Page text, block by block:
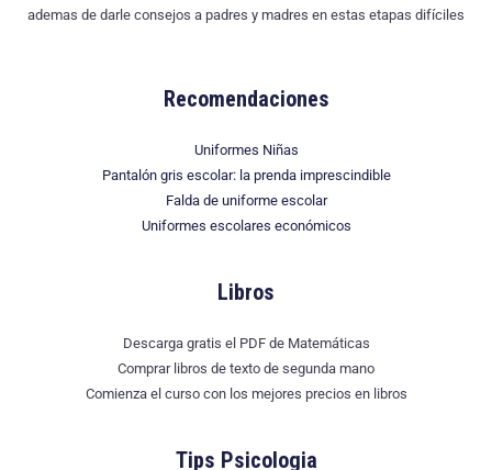
ademas de darle consejos a padres y madres en estas etapas difíciles
Recomendaciones
Uniformes Niñas
Pantalón gris escolar: la prenda imprescindible
Falda de uniforme escolar
Uniformes escolares económicos
Libros
Descarga gratis el PDF de Matemáticas
Comprar libros de texto de segunda mano
Comienza el curso con los mejores precios en libros
Tips Psicologia